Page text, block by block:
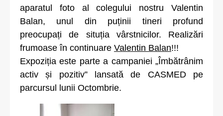
aparatul foto al colegului nostru Valentin
Balan, unul din puținii tineri profund
preocupați de situția vârstnicilor. Realizări
frumoase în continuare Valentin Balan!!!
Expoziția este parte a campaniei „Îmbătrânim
activ și pozitiv” lansată de CASMED pe
parcursul lunii Octombrie.